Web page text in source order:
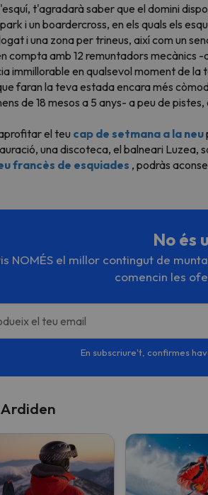
t'agradarà saber que el domini
i un boardercross, en els quals els
i una zona per trineus, així com un
compta amb 12 remuntadors mecànics
immillorable en qualsevol moment de
faran la teva estada encara més
de 18 mesos a 5 anys- a peu de
el teu cap de setmana a la neu
una discoteca, el balneari Luzea,
francès de esquiades , podràs
No és
NOMÉS el millor contingut de
comencin les
el teu email
En subscriure't, confirmes